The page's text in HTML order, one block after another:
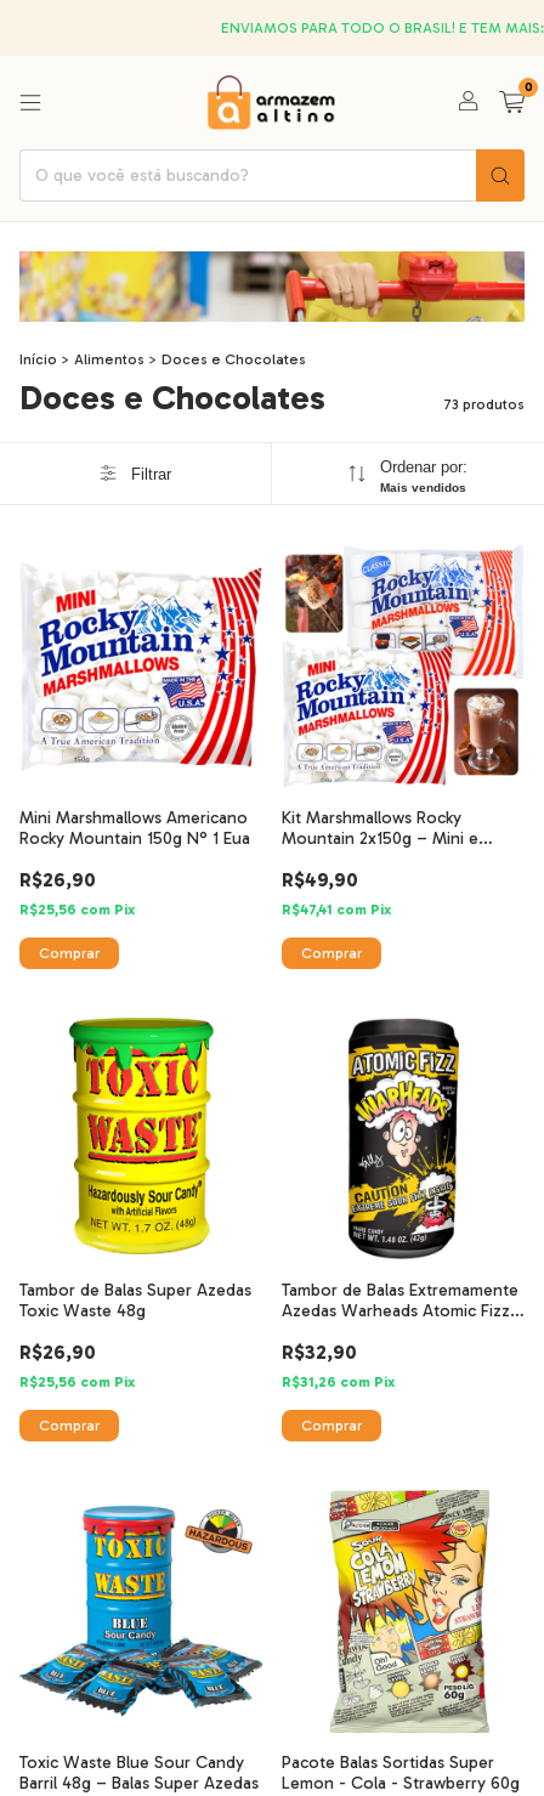
ENVIAMOS PARA TODO O BRASIL! E TEM MAIS: PAGUE
0
Início > Alimentos > Doces e Chocolates
Doces e Chocolates 73 produtos
Filtrar Ordenar por:
Mais vendidos
Mini Marshmallows Americano
Rocky Mountain 150g N° 1 Eua
R$26,90
R$25,56 com Pix
Kit Marshmallows Rocky
Mountain 2x150g – Mini e
R$49,90
R$47,41 com Pix
Tambor de Balas Super Azedas
Toxic Waste 48g
R$26,90
R$25,56 com Pix
Tambor de Balas Extremamente
Azedas Warheads Atomic Fizz
R$32,90
R$31,26 com Pix
Toxic Waste Blue Sour Candy
Barril 48g – Balas Super Azedas
Pacote Balas Sortidas Super
Lemon - Cola - Strawberry 60g